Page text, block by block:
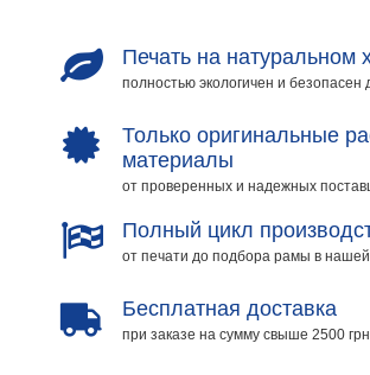
Печать на натуральном
полностью экологичен и безопасен
Только оригинальные
материалы
от проверенных и надежных
Полный цикл
от печати до подбора рамы в нашей
Бесплатная доставка
при заказе на сумму свыше 2500 грн